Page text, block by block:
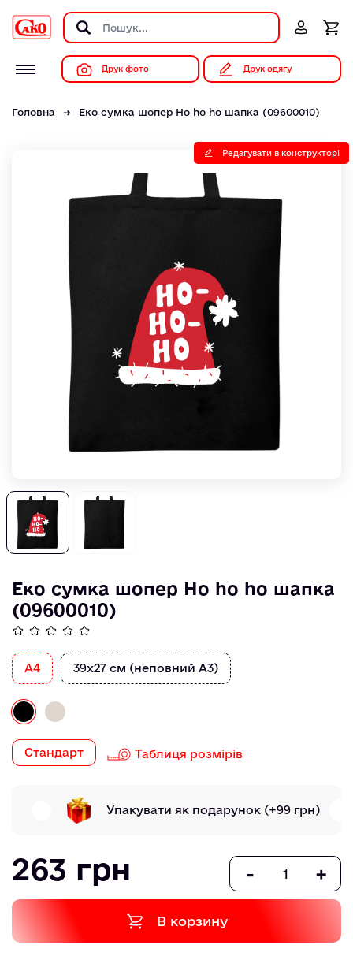
Друк фото Друк одягу
Головна Еко сумка шопер Ho ho ho шапка (09600010)
Редагувати в конструкторі
Еко сумка шопер Ho ho ho шапка
(09600010)
A4 39х27 см (неповний А3)
Стандарт Таблиця розмірів
Упакувати як подарунок (+99 грн)
263 грн - +
В корзину